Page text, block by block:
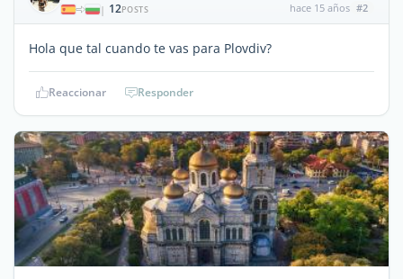
| 12POSTS hace 15 años #2
Hola que tal cuando te vas para Plovdiv?
Reaccionar Responder